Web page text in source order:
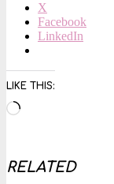
X
Facebook
LinkedIn
LIKE THIS:
Loading…
RELATED